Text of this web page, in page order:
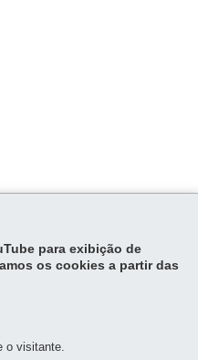
para exibição de
os cookies a partir das
o visitante.